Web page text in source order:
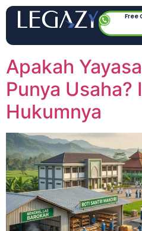
Free
Apakah
Punya Usaha?
Hukumnya